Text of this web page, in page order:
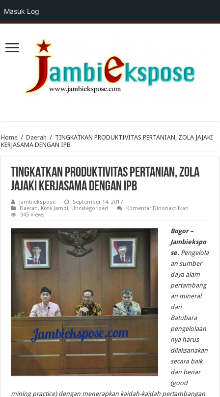
Home / Daerah / TINGKATKAN PRODUKTIVITAS PERTANIAN, ZOLA JAJAKI
KERJASAMA DENGAN IPB
TINGKATKAN PRODUKTIVITAS PERTANIAN, ZOLA
JAJAKI KERJASAMA DENGAN IPB
jambiekspose
September 14, 2017
Daerah, Kota Jambi, Uncategorized Komentar Dinonaktifkan
ZOLA
JAJAKI
KERJASAMA
DENGAN
945 Views
Bogor –
Jambiekspo
se. Pengelola
an sumber
daya alam
pertambang
an mineral
dan
Batubara
pengelolaan
nya harus
dilaksanakan
secara baik
dan benar
(good
mining practice) dengan menerapkan kaidah-kaidah pertambangan
Masuk Log